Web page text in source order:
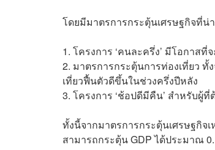
โดยมีมาตรการกระตุ้นเศรษฐกิจที่
1. โครงการ ‘คนละครึ่ง’ มีโอกาสที่
2. มาตรการกระตุ้นการท่องเที่ยว ทั้
เที่ยวฟื้นตัวดีขึ้นในช่วงครึ่งปีหลัง
3. โครงการ ‘ช้อปดีมีคืน’ สำหรับผู้
ทั้งนี้จากมาตรการกระตุ้นเศรษฐกิจ
สามารถกระตุ้น GDP ได้ประมาณ